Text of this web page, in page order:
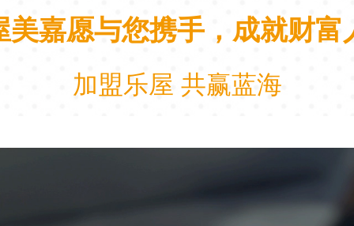
美嘉愿与您携手，成就财富
加盟乐屋 共赢蓝海